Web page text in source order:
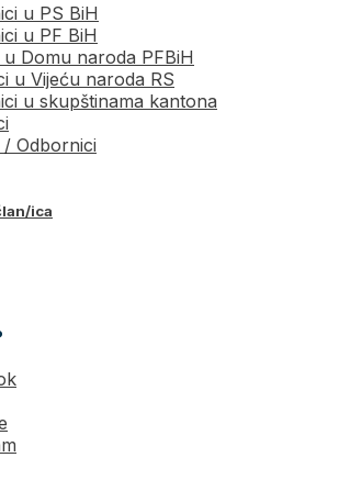
u PS BiH
u PF BiH
u Domu naroda PFBiH
u Vijeću naroda RS
u skupštinama kantona
/ Odbornici
ica